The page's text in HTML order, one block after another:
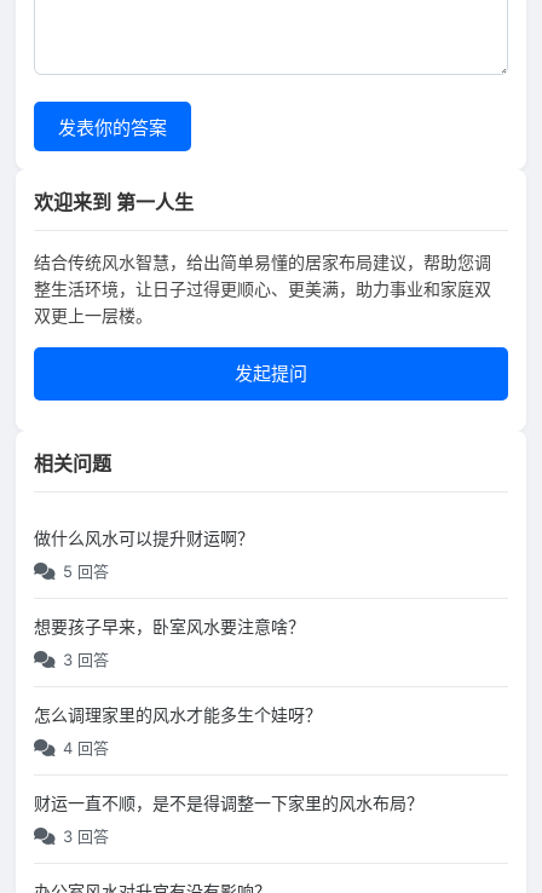
发表你的答案
欢迎来到 第一人生
结合传统风水智慧，给出简单易懂的居家布局建议，帮助您调
整生活环境，让日子过得更顺心、更美满，助力事业和家庭双
双更上一层楼。
发起提问
相关问题
做什么风水可以提升财运啊？
5 回答
想要孩子早来，卧室风水要注意啥？
3 回答
怎么调理家里的风水才能多生个娃呀？
4 回答
财运一直不顺，是不是得调整一下家里的风水布局？
3 回答